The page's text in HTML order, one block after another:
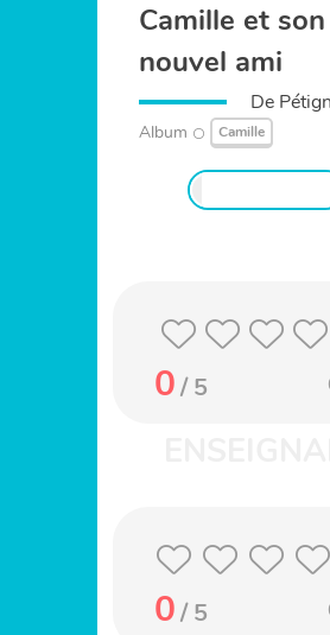
Camille et son
nouvel ami
De
Album Camille
0/ 5
0/ 5